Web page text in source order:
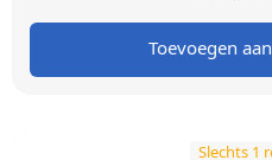
Toevoegen
Slechts 1